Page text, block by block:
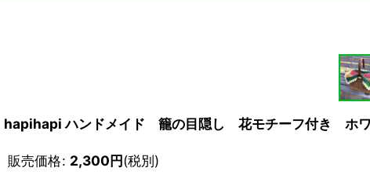
hapihapi ハンドメイド 籠の目隠し 花モチーフ付き ホ
販売価格: 2,300円(税別)